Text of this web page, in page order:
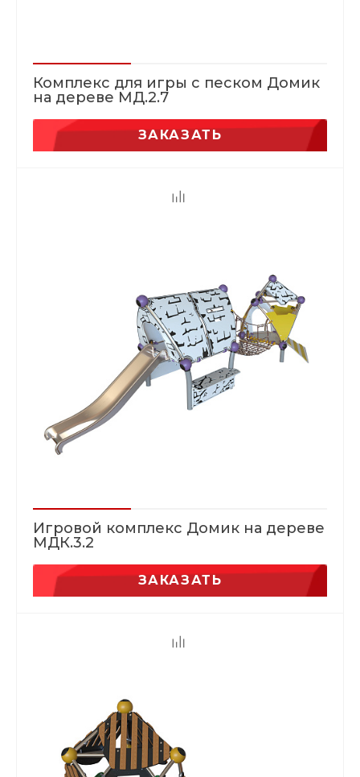
Комплекс для игры с песком Домик
на дереве МД.2.7
ЗАКАЗАТЬ
Игровой комплекс Домик на дереве
МДК.3.2
ЗАКАЗАТЬ